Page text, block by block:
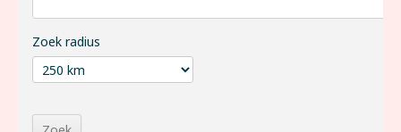
Zoek radius